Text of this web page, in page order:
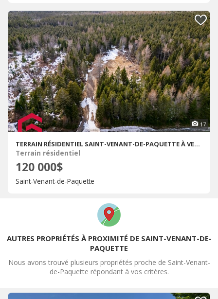
17
TERRAIN RÉSIDENTIEL SAINT-VENANT-DE-PAQUETTE À VENDRE
Terrain résidentiel
120 000$
Saint-Venant-de-Paquette
AUTRES PROPRIÉTÉS À PROXIMITÉ DE SAINT-VENANT-DE-
PAQUETTE
Nous avons trouvé plusieurs propriétés proche de Saint-Venant-
de-Paquette répondant à vos critères.